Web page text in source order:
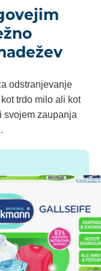
odstranjevanje
trdo milo ali kot
svojem zaupanja